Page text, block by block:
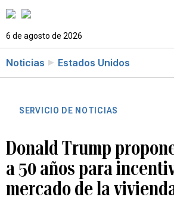
6 de agosto de 2026
Noticias Estados Unidos
SERVICIO DE NOTICIAS
Donald Trump
a 50 años para
mercado de la